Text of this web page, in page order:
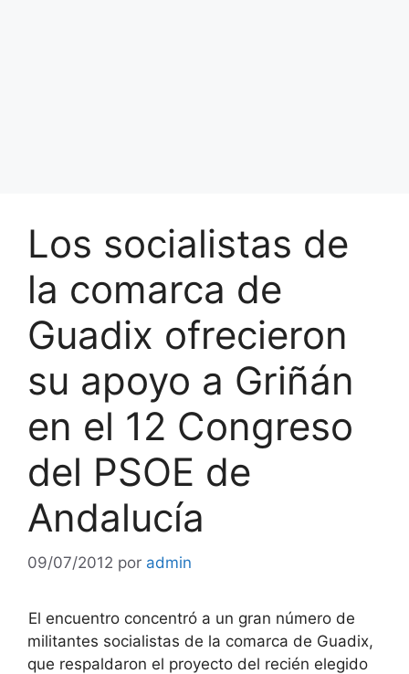
Los socialistas de
la comarca de
Guadix ofrecieron
su apoyo a Griñán
en el 12 Congreso
del PSOE de
Andalucía
09/07/2012 por admin
El encuentro concentró a un gran número de
militantes socialistas de la comarca de Guadix,
que respaldaron el proyecto del recién elegido